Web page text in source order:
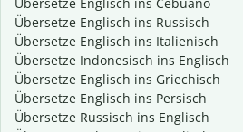
Übersetze Englisch ins Russisch
Übersetze Englisch ins Italienisch
Übersetze Indonesisch ins Englisch
Übersetze Englisch ins Griechisch
Übersetze Englisch ins Persisch
Übersetze Russisch ins Englisch